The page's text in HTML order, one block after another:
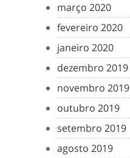
março 2020
fevereiro 2020
janeiro 2020
dezembro 2019
novembro 2019
outubro 2019
setembro 2019
agosto 2019